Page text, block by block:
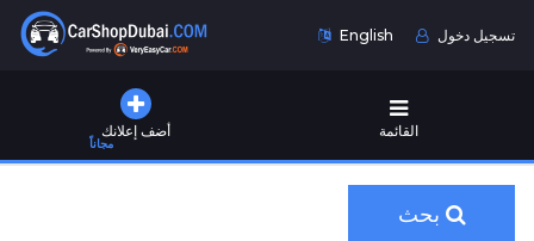
English تسجيل دخول
أضف إعلانك
مجاناً
القائمة
بحث